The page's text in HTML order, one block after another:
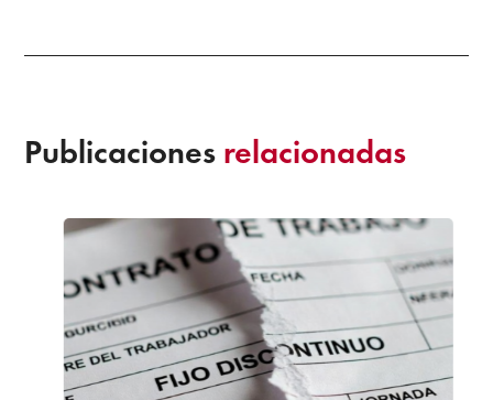
Publicaciones relacionadas